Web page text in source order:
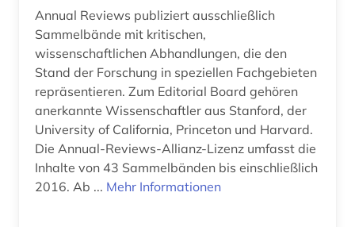
forschungsmethode (1)
forschungstrends (1)
frankreich (1)
gehör (1)
geisteswissenschaften (13)
gen (1)
Annual Reviews publiziert ausschließlich
Sammelbände mit kritischen,
wissenschaftlichen Abhandlungen, die den
Stand der Forschung in speziellen Fachgebieten
repräsentieren. Zum Editorial Board gehören
anerkannte Wissenschaftler aus Stanford, der
University of California, Princeton und Harvard.
Die Annual-Reviews-Allianz-Lizenz umfasst die
Inhalte von 43 Sammelbänden bis einschließlich
2016. Ab ... Mehr Informationen